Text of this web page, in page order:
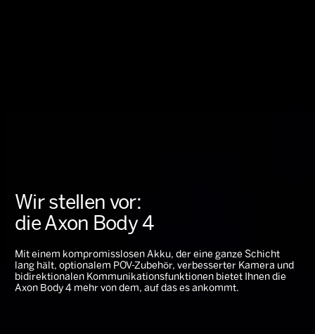
Wir stellen vor:
die Axon Body 4
Mit einem kompromisslosen Akku, der eine ganze Schicht
lang hält, optionalem POV-Zubehör, verbesserter Kamera und
bidirektionalen Kommunikationsfunktionen bietet Ihnen die
Axon Body 4 mehr von dem, auf das es ankommt.